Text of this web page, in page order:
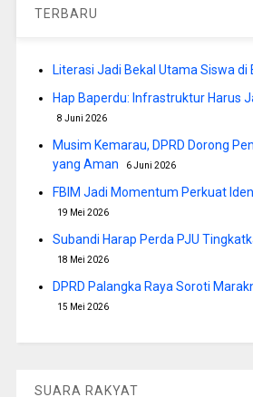
TERBARU
Literasi Jadi Bekal Utama Siswa di
Hap Baperdu: Infrastruktur Harus
8 Juni 2026
Musim Kemarau, DPRD Dorong
yang Aman
6 Juni 2026
FBIM Jadi Momentum Perkuat
19 Mei 2026
Subandi Harap Perda PJU
18 Mei 2026
DPRD Palangka Raya Soroti
15 Mei 2026
SUARA RAKYAT